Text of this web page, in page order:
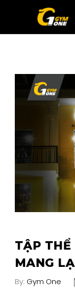
TẬP THỂ
MANG
By: Gym One